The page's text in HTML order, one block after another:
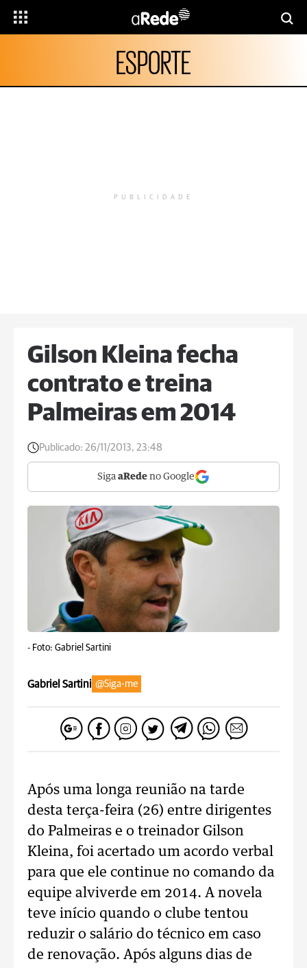
ESPORTE
PUBLICIDADE
Gilson Kleina fecha
contrato e treina
Palmeiras em 2014
Publicado: 26/11/2013, 23:48
Siga aRede no Google
- Foto: Gabriel Sartini
Gabriel Sartini @Siga-me
Após uma longa reunião na tarde
desta terça-feira (26) entre dirigentes
do Palmeiras e o treinador Gilson
Kleina, foi acertado um acordo verbal
para que ele continue no comando da
equipe alviverde em 2014. A novela
teve início quando o clube tentou
reduzir o salário do técnico em caso
de renovação. Após alguns dias de